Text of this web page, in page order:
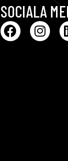
SOCIALA